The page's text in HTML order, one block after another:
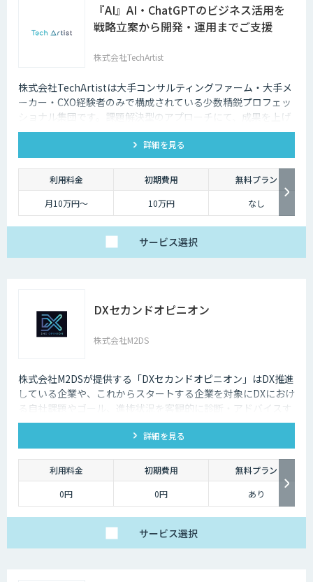
『AI』AI・ChatGPTのビジネス活用を
戦略立案から開発・運用までご支援
株式会社TechArtist
株式会社TechArtistは大手コンサルティングファーム・大手メ
ーカー・CXO経験者のみで構成されている少数精鋭プロフェッ
ショナル集団です。課題解決型のアプローチにて、成果を上げ
るソリューションを『高速』『高品質』『低予算』でご提供可
詳細を見る
利用料金 初期費用
無料プラン
月10万円〜
10万円 なし
サービス選択
DXセカンドオピニオン
株式会社M2DS
株式会社M2DSが提供する「DXセカンドオピニオン」はDX推進
している企業や、これからスタートする企業を対象にDXにおけ
る自社課題やゴール、進捗状況を客観的に診断・アドバイスす
るサービスです
詳細を見る
利用料金 初期費用
無料プラン
0円
0円 あり
サービス選択